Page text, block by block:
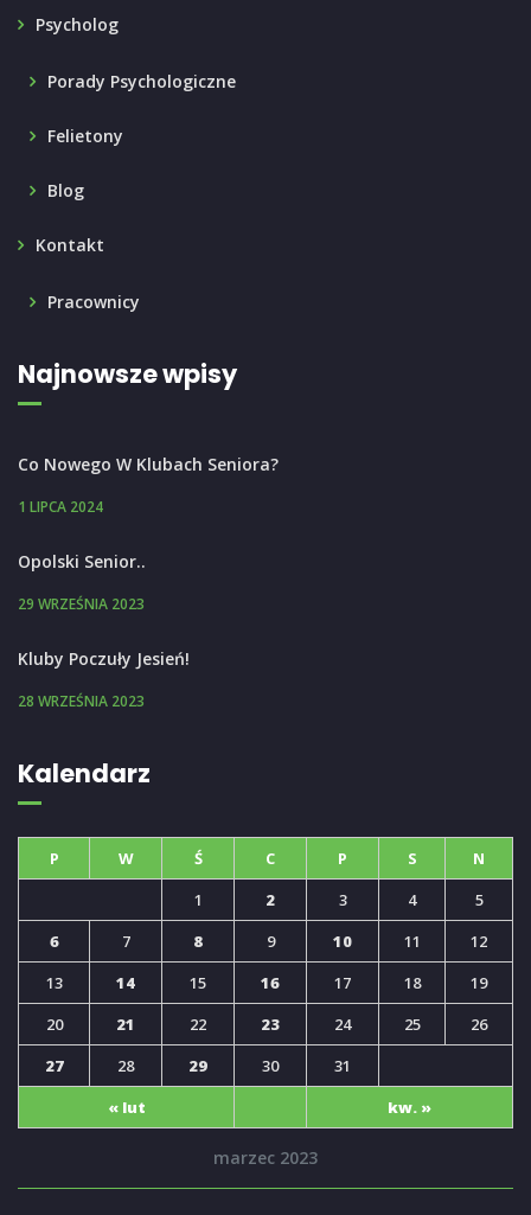
Psycholog
Porady Psychologiczne
Felietony
Blog
Kontakt
Pracownicy
Najnowsze wpisy
Co Nowego W Klubach Seniora?
1 LIPCA 2024
Opolski Senior..
29 WRZEŚNIA 2023
Kluby Poczuły Jesień!
28 WRZEŚNIA 2023
Kalendarz
marzec 2023
P W Ś C P S N
« lut kw. »
1 2 3 4
5
6
7 8 9 10 11
12
13
14 15 16 17 18
19
20
21 22 23 24 25
26
27
28 29 30 31